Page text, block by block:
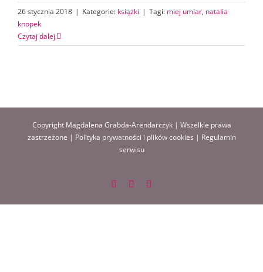
26 stycznia 2018 | Kategorie: książki | Tagi: miej umiar, natalia
knopek
Czytaj dalej
Copyright Magdalena Grabda-Arendarczyk | Wszelkie prawa
zastrzeżone | Polityka prywatności i plików cookies | Regulamin
serwisu
FacebookInstagram